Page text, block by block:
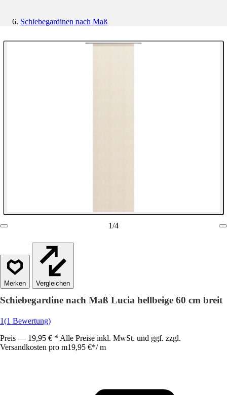
Schiebegardinen nach Maß
1/4
Vergleichen
Schiebegardine nach Maß Lucia hellbeige 60 cm breit
1(1 Bewertung)
Preis — 19,95 € * Alle Preise inkl. MwSt. und ggf. zzgl.
Versandkosten pro m19,95 €*/ m